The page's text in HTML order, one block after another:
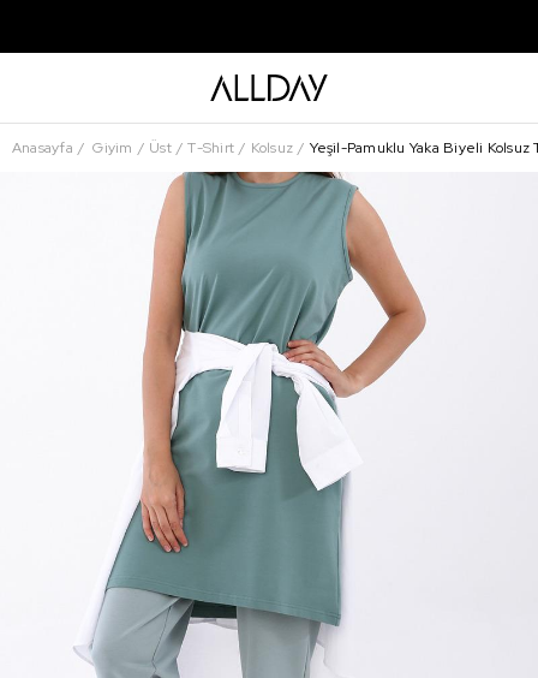
Anasayfa Giyim Üst T-Shirt Kolsuz Yeşil-Pamuklu Yaka Biyeli Kolsuz